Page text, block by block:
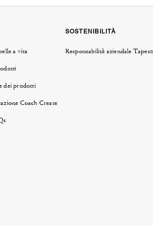
a vita
dei prodotti
Coach Create
SOSTENIBILITÀ
Responsabilità aziendale